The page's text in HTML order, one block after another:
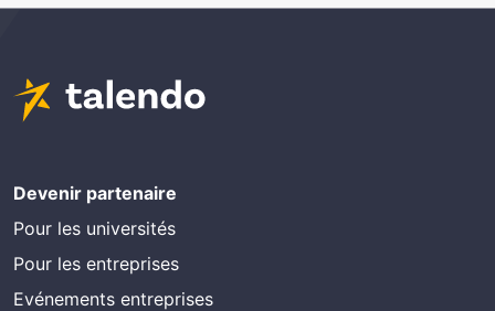
Devenir partenaire
Pour les universités
Pour les entreprises
Evénements entreprises